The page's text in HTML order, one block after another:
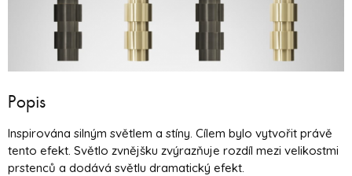
Popis
Inspirována silným světlem a stíny. Cílem bylo vytvořit právě
tento efekt. Světlo zvnějšku zvýrazňuje rozdíl mezi velikostmi
prstenců a dodává světlu dramatický efekt.